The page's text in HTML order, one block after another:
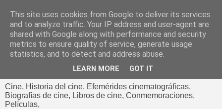
El cultural
cinematográfico de Jorge
Cine, Historia del cine, Efemérides cinematográficas,
Biografías de cine, Libros de cine, Conmemoraciones,
Películas,
This site uses cookies from Google to deliver its services
and to analyze traffic. Your IP address and user-agent are
shared with Google along with performance and security
metrics to ensure quality of service, generate usage
statistics, and to detect and address abuse.
LEARN MORE GOT IT